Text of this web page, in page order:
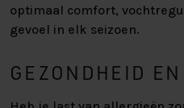
optimaal comfort,
gevoel in elk seizoen.
GEZONDHEID